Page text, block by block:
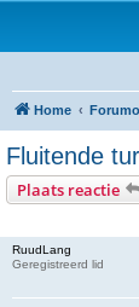
Home
Fluitende
Plaats reactie
RuudLang
Geregistreerd lid